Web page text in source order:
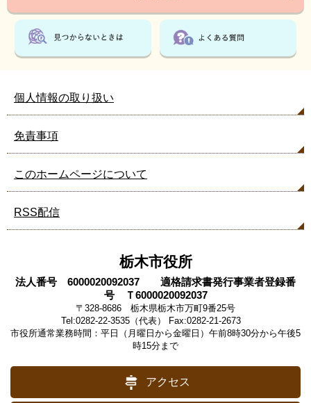
個人情報の取り扱い
免責事項
このホームページについて
RSS配信
栃木市役所
法人番号 6000020092037 適格請求書発行事業者登録番
号 Ｔ6000020092037
〒328-8686 栃木県栃木市万町9番25号
Tel:0282-22-3535（代表） Fax:0282-21-2673
市役所通常業務時間：平日（月曜日から金曜日）午前8時30分から午後5
時15分まで
アクセス